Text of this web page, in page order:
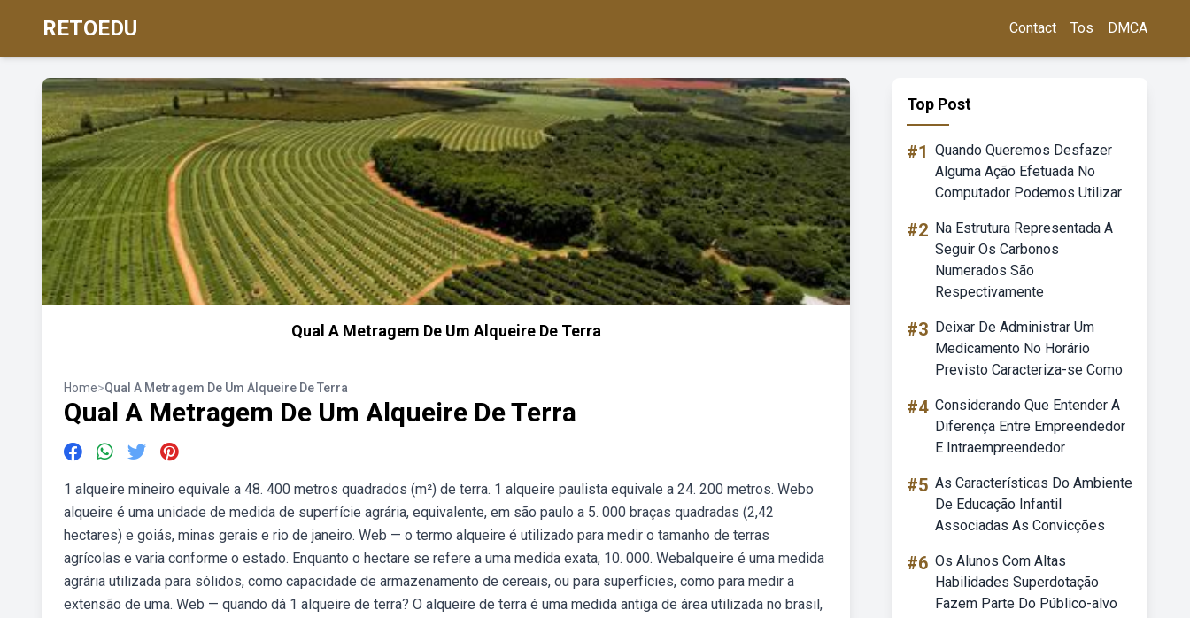
RETOEDU Contact Tos DMCA
Qual A Metragem De Um Alqueire De Terra
Home>Qual A Metragem De Um Alqueire De Terra
Qual A Metragem De Um Alqueire De Terra
1 alqueire mineiro equivale a 48. 400 metros quadrados (m²) de terra. 1 alqueire paulista equivale a 24. 200 metros. Webo
alqueire é uma unidade de medida de superfície agrária, equivalente, em são paulo a 5. 000 braças quadradas (2,42
hectares) e goiás, minas gerais e rio de janeiro. Web — o termo alqueire é utilizado para medir o tamanho de terras
agrícolas e varia conforme o estado. Enquanto o hectare se refere a uma medida exata, 10. 000. Webalqueire é uma medida
agrária utilizada para sólidos, como capacidade de armazenamento de cereais, ou para superfícies, como para medir a
extensão de uma. Web — quando dá 1 alqueire de terra? O alqueire de terra é uma medida antiga de área utilizada no brasil,
Top Post
#1 Quando Queremos Desfazer
Alguma Ação Efetuada No
Computador Podemos Utilizar
#2 Na Estrutura Representada A
Seguir Os Carbonos
Numerados São
Respectivamente
#3 Deixar De Administrar Um
Medicamento No Horário
Previsto Caracteriza-se Como
#4 Considerando Que Entender A
Diferença Entre Empreendedor
E Intraempreendedor
#5 As Características Do Ambiente
De Educação Infantil
Associadas As Convicções
#6 Os Alunos Com Altas
Habilidades Superdotação
Fazem Parte Do Público-alvo